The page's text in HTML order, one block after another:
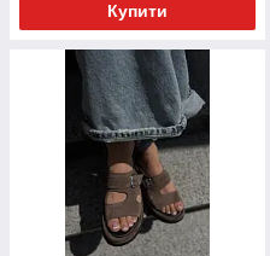
Купити